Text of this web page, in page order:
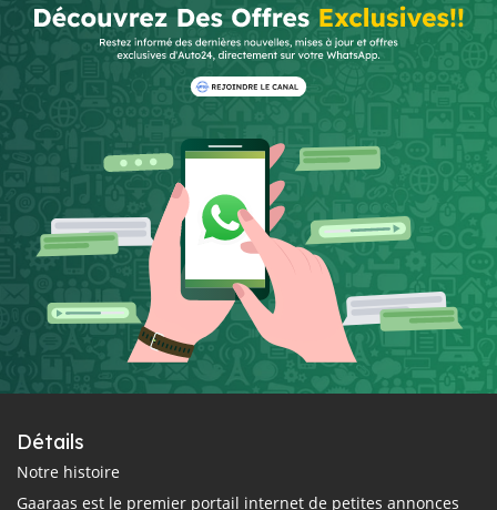
Détails
Notre histoire
Gaaraas est le premier portail internet de petites annonces